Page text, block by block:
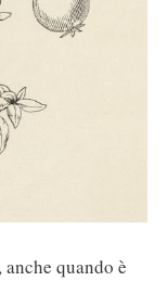
quando è